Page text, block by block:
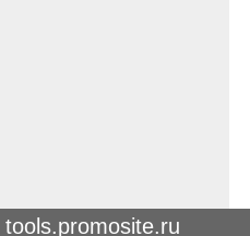
tools.promosite.ru